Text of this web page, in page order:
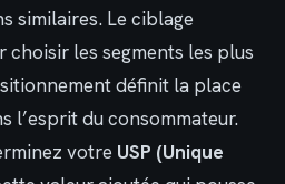
similaires. Le ciblage
les segments les plus
définit la place
l’esprit du consommateur.
votre USP (Unique